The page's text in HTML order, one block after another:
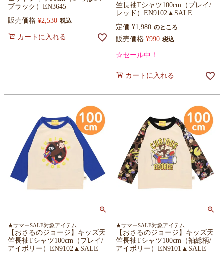
ブラック）EN3645
販売価格 ¥2,530 税込
カートに入れる
竺長袖Tシャツ100cm（プレイ/
レッド）EN9102▲SALE
定価 ¥1,980 のところ
販売価格 ¥990 税込
☆セール中！
カートに入れる
★サマーSALE対象アイテム
【おさるのジョージ】キッズ天
竺長袖Tシャツ100cm（プレイ/
アイボリー）EN9102▲SALE
★サマーSALE対象アイテム
【おさるのジョージ】キッズ天
竺長袖Tシャツ100cm（袖総柄/
アイボリー）EN9101▲SALE